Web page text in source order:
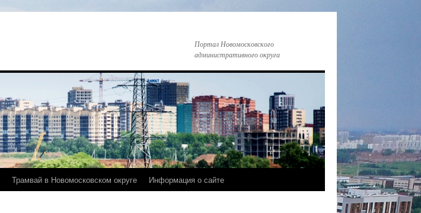
Портал Новомосковского
административного округа
Трамвай в Новомосковском округе Информация о сайте